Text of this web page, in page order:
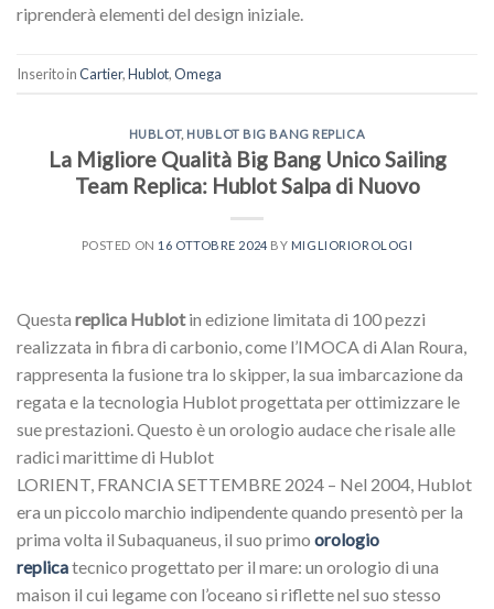
riprenderà elementi del design iniziale.
Inserito inCartier,Hublot,Omega
HUBLOT, HUBLOT BIG BANG REPLICA
La Migliore Qualità Big Bang Unico Sailing
Team Replica: Hublot Salpa di Nuovo
POSTED ON 16 OTTOBRE 2024 BY MIGLIORIOROLOGI
Questa replica Hublotin edizione limitata di 100 pezzi
realizzata in fibra di carbonio, come l’IMOCA di Alan Roura,
rappresenta la fusione tra lo skipper, la sua imbarcazione da
regata e la tecnologia Hublot progettata per ottimizzare le
sue prestazioni. Questo è un orologio audace che risale alle
radici marittime di Hublot
LORIENT, FRANCIA SETTEMBRE 2024 – Nel 2004, Hublot
era un piccolo marchio indipendente quando presentò per la
prima volta il Subaquaneus, il suo primo orologio
replicatecnico progettato per il mare: un orologio di una
maison il cui legame con l’oceano si riflette nel suo stesso